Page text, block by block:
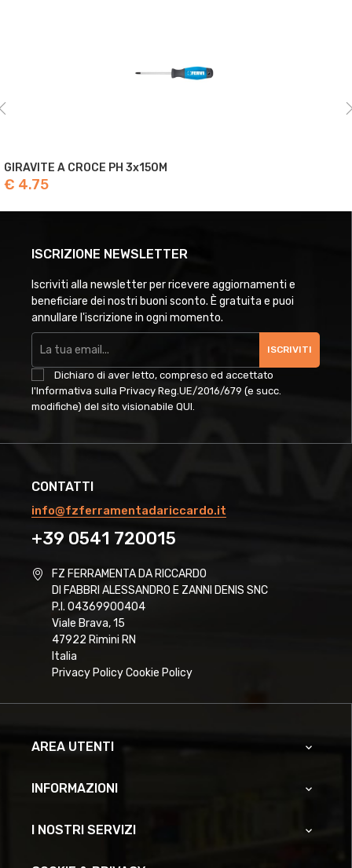
GIRAVITE A CROCE PH 3x150M
€ 4.75
ISCRIZIONE NEWSLETTER
Iscriviti alla newsletter per ricevere aggiornamenti e
beneficiare dei nostri buoni sconto. È gratuita e puoi
annullare l'iscrizione in ogni momento.
ISCRIVITI
Dichiaro di aver letto, compreso ed accettato
l'Informativa sulla Privacy Reg.UE/2016/679 (e succ.
modifiche) del sito visionabile QUI
CONTATTI
info@fzferramentadariccardo.it
+39 0541 720015
FZ FERRAMENTA DA RICCARDO
DI FABBRI ALESSANDRO E ZANNI DENIS SNC
P.I. 04369900404
Viale Brava, 15
47922 Rimini RN
Italia
Privacy PolicyCookie Policy
AREA UTENTI 
INFORMAZIONI 
I NOSTRI SERVIZI 